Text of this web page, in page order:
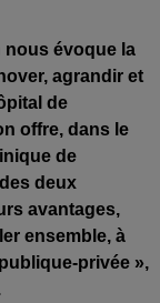
nous évoque la
agrandir et
de
offre, dans le
de
deux
avantages,
ensemble, à
privée »,